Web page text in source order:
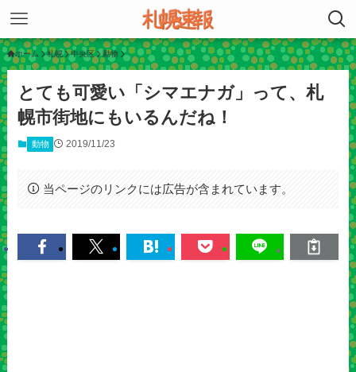
ホーム 札幌 中央区 動物
とても可愛い「シマエナガ」って、札
幌市街地にもいるんだね！
動物 2019/11/23
当ページのリンクには広告が含まれています。